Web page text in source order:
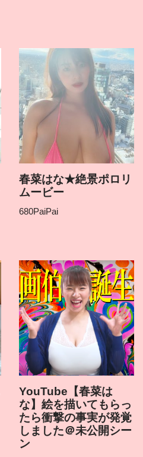
春菜はな★絶景ポロリ
ムービー
680PaiPai
YouTube【春菜は
な】絵を描いてもらっ
たら衝撃の事実が発覚
しました＠未公開シー
ン